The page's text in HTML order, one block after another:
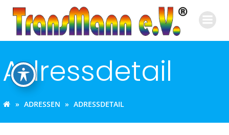
Inhalt
springen
Adressdetail
ADRESSEN ADRESSDETAIL